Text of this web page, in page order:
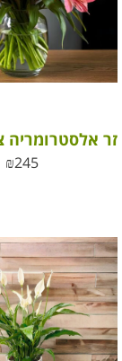
₪245